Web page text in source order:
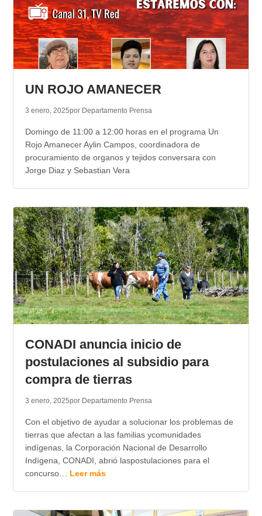
UN ROJO AMANECER
3 enero, 2025por Departamento Prensa
Domingo de 11:00 a 12:00 horas en el programa Un
Rojo Amanecer Aylin Campos, coordinadora de
procuramiento de organos y tejidos conversara con
Jorge Diaz y Sebastian Vera
CONADI anuncia inicio de
postulaciones al subsidio para
compra de tierras
3 enero, 2025por Departamento Prensa
Con el objetivo de ayudar a solucionar los problemas de
tierras que afectan a las familias ycomunidades
indígenas, la Corporación Nacional de Desarrollo
Indígena, CONADI, abrió laspostulaciones para el
concurso… Leer más